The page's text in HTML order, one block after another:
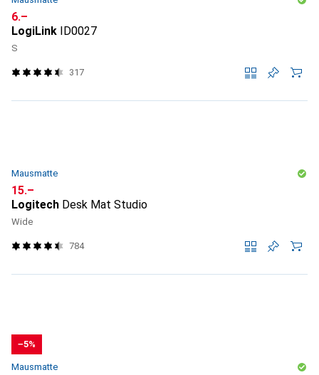
CHF
6.–
LogiLink ID0027
S
317
Mausmatte
CHF
15.–
Logitech Desk Mat Studio
Wide
784
−5%
Mausmatte